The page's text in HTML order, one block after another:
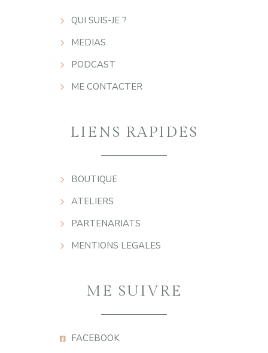
QUI SUIS-JE ?
MEDIAS
PODCAST
ME CONTACTER
LIENS RAPIDES
BOUTIQUE
ATELIERS
PARTENARIATS
MENTIONS LEGALES
ME SUIVRE
FACEBOOK